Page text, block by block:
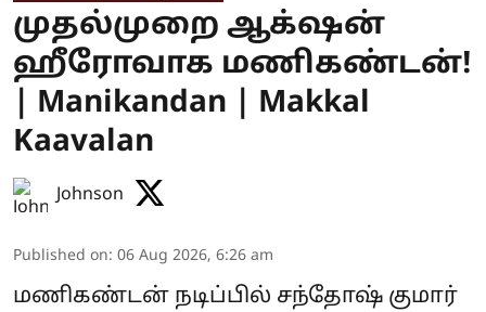
முதல்முறை ஆக்‌ஷன்
ஹீரோவாக மணிகண்டன்!
| Manikandan | Makkal
Kaavalan
Johnson
Published on: 06 Aug 2026, 6:26 am
மணிகண்டன் நடிப்பில் சந்தோஷ் குமார்